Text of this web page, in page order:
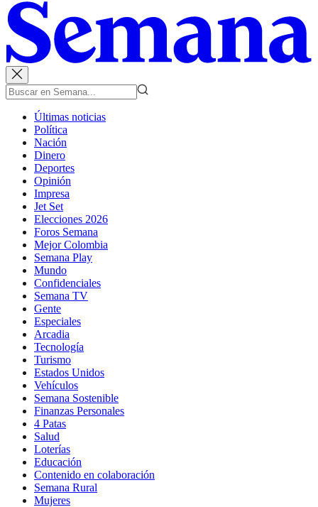
Últimas noticias
Política
Nación
Dinero
Deportes
Opinión
Impresa
Jet Set
Elecciones 2026
Foros Semana
Mejor Colombia
Semana Play
Mundo
Confidenciales
Semana TV
Gente
Especiales
Arcadia
Tecnología
Turismo
Estados Unidos
Vehículos
Semana Sostenible
Finanzas Personales
4 Patas
Salud
Loterías
Educación
Contenido en colaboración
Semana Rural
Mujeres